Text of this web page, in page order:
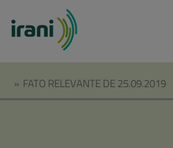
» FATO RELEVANTE DE 25.09.2019